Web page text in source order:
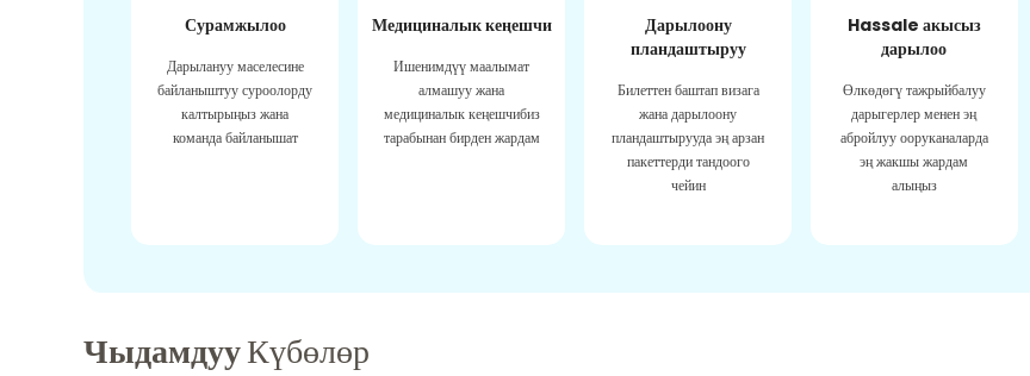
Сурамжылоо
Дарылануу маселесине
байланыштуу суроолорду
калтырыңыз жана
команда байланышат
Медициналык кеңешчи
Ишенимдүү маалымат
алмашуу жана
медициналык кеңешчибиз
тарабынан бирден жардам
Дарылоону
пландаштыруу
Билеттен баштап визага
жана дарылоону
пландаштырууда эң арзан
пакеттерди тандоого
чейин
Hassale акысыз
дарылоо
Өлкөдөгү тажрыйбалуу
дарыгерлер менен эң
абройлуу ооруканаларда
эң жакшы жардам
алыңыз
ЧыдамдууКүбөлөр